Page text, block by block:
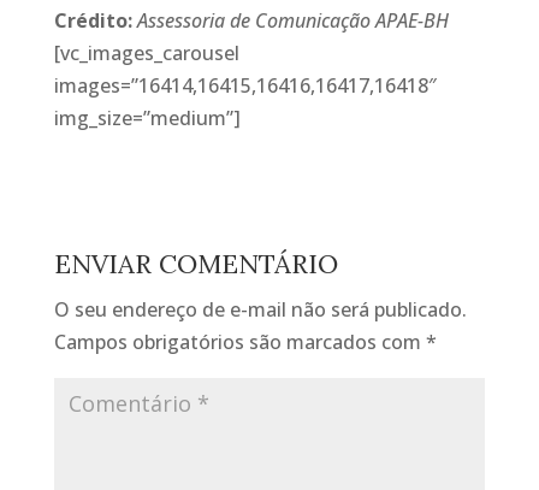
Crédito:Assessoria de Comunicação APAE-BH
[vc_images_carousel
images=”16414,16415,16416,16417,16418″
img_size=”medium”]
ENVIAR COMENTÁRIO
O seu endereço de e-mail não será publicado.
Campos obrigatórios são marcados com *